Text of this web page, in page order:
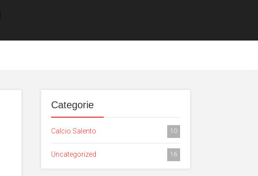
Categorie
Calcio Salento 10
Uncategorized 16